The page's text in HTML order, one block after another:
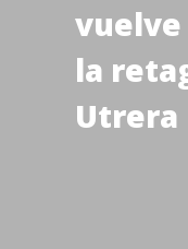
la
Utrera